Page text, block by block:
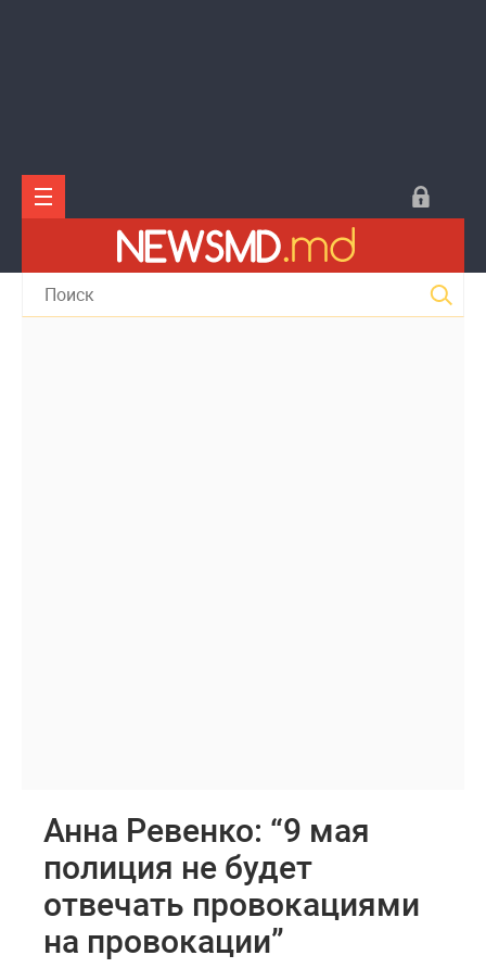
Анна Ревенко: “9 мая
полиция не будет
отвечать провокациями
на провокации”